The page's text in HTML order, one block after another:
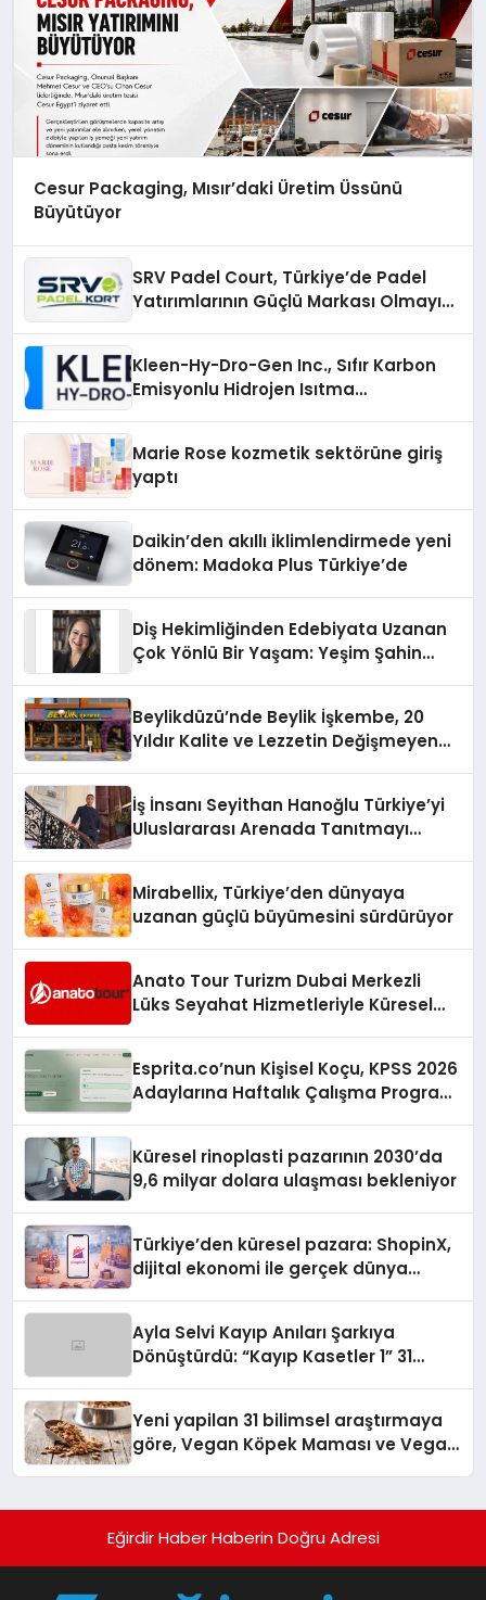
Cesur Packaging, Mısır’daki Üretim Üssünü
Büyütüyor
SRV Padel Court, Türkiye’de Padel
Yatırımlarının Güçlü Markası Olmayı
Kleen-Hy-Dro-Gen Inc., Sıfır Karbon
Emisyonlu Hidrojen Isıtma
Marie Rose kozmetik sektörüne giriş
yaptı
Daikin’den akıllı iklimlendirmede yeni
dönem: Madoka Plus Türkiye’de
Diş Hekimliğinden Edebiyata Uzanan
Çok Yönlü Bir Yaşam: Yeşim Şahin
Beylikdüzü’nde Beylik İşkembe, 20
Yıldır Kalite ve Lezzetin Değişmeyen
İş İnsanı Seyithan Hanoğlu Türkiye’yi
Uluslararası Arenada Tanıtmayı
Mirabellix, Türkiye’den dünyaya
uzanan güçlü büyümesini sürdürüyor
Anato Tour Turizm Dubai Merkezli
Lüks Seyahat Hizmetleriyle Küresel
Esprita.co’nun Kişisel Koçu, KPSS 2026
Adaylarına Haftalık Çalışma Programı
Küresel rinoplasti pazarının 2030’da
9,6 milyar dolara ulaşması bekleniyor
Türkiye’den küresel pazara: ShopinX,
dijital ekonomi ile gerçek dünya
Ayla Selvi Kayıp Anıları Şarkıya
Dönüştürdü: “Kayıp Kasetler 1” 31
Yeni yapilan 31 bilimsel araştırmaya
göre, Vegan Köpek Maması ve Vegan
Eğirdir Haber Haberin Doğru Adresi